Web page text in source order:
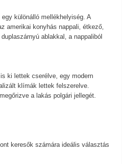
különálló mellékhelyiség. A
amerikai konyhás nappali, étkező,
ablakkal, a nappaliból
ki lettek cserélve, egy modern
klímák lettek felszerelve.
a lakás polgári jellegét.
keresők számára ideális választás